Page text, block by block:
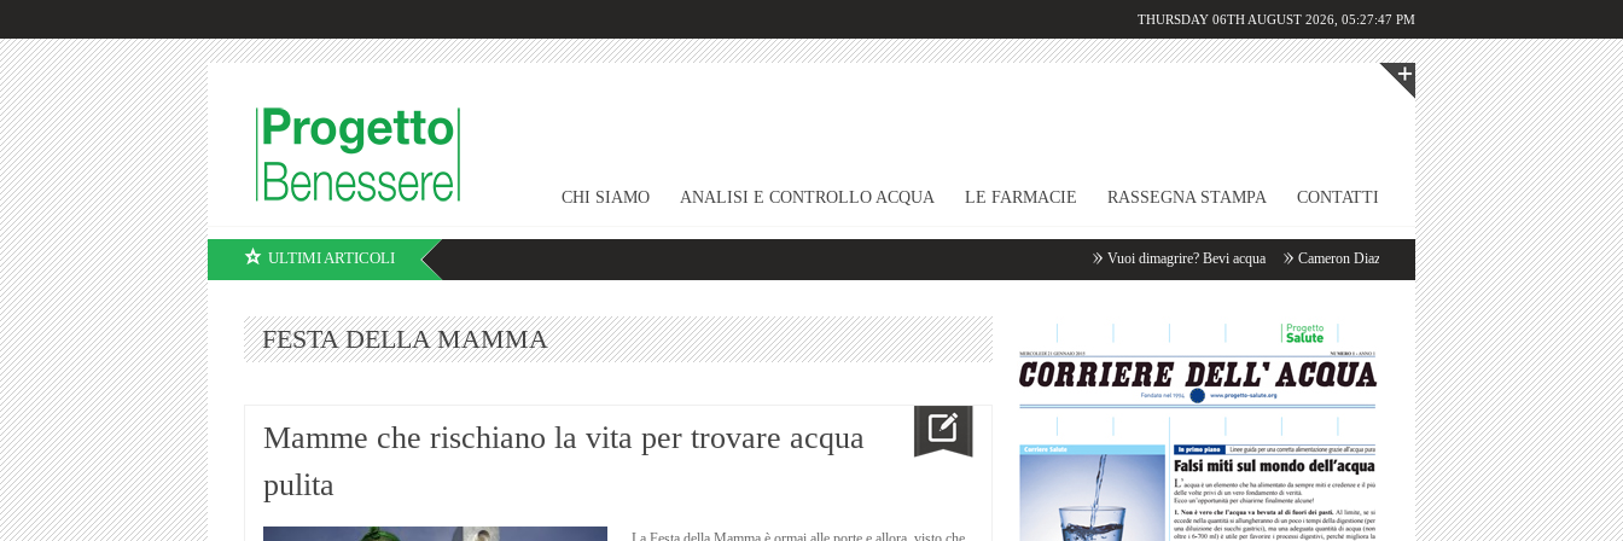
THURSDAY 06TH AUGUST 2026, 05:27:47 PM
CHI SIAMO ANALISI E CONTROLLO ACQUA LE FARMACIE RASSEGNA STAMPA CONTATTI
ULTIMI ARTICOLI Vuoi dimagrire? Bevi acqua Cameron Diaz: «Appena mi sveglio bevo un litro d’acqua!»
FESTA DELLA MAMMA
Mamme che rischiano la vita per trovare acqua
pulita